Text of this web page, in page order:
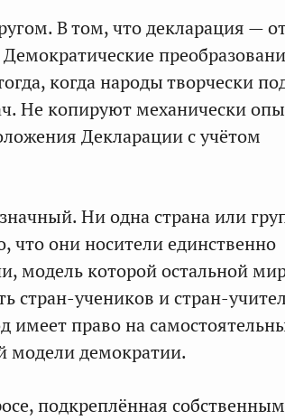
В том, что декларация —
когда народы творчески
Не копируют механически
Декларации с учётом
Ни одна страна или
что они носители единственно
модель которой остальной
стран-учеников и стран-
имеет право на
модели демократии.
подкреплённая